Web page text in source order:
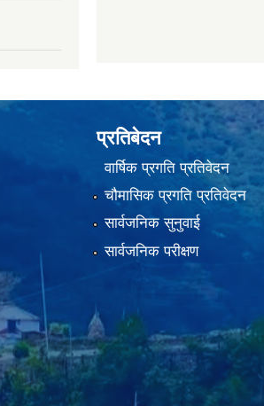
प्रतिबेदन
वार्षिक प्रगति प्रतिवेदन
चौमासिक प्रगति प्रतिवेदन
सार्वजनिक सुनुवाई
सार्वजनिक परीक्षण